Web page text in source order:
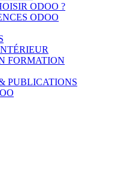
ODOO ?
ODOO
FORMATION
PUBLICATIONS